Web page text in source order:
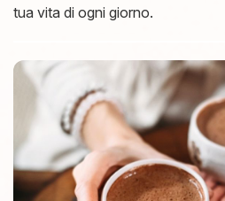
tua vita di ogni giorno.